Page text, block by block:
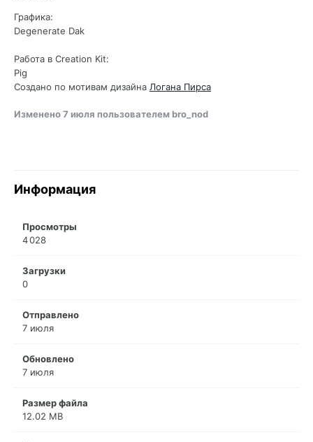
Графика:
Degenerate Dak
Работа в Creation Kit:
Pig
Создано по мотивам дизайна Логана Пирса
Изменено7 июля пользователем bro_nod
Информация
Просмотры
4 028
Загрузки
0
Отправлено
7 июля
Обновлено
7 июля
Размер файла
12.02 MB